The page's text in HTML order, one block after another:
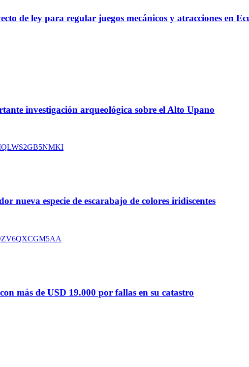
de ley para regular juegos mecánicos y atracciones en
investigación arqueológica sobre el Alto Upano
nueva especie de escarabajo de colores iridiscentes
más de USD 19.000 por fallas en su catastro